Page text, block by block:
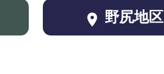
野尻地区